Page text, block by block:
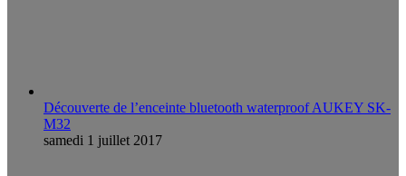
Découverte de l’enceinte bluetooth waterproof AUKEY SK-
M32
samedi 1 juillet 2017